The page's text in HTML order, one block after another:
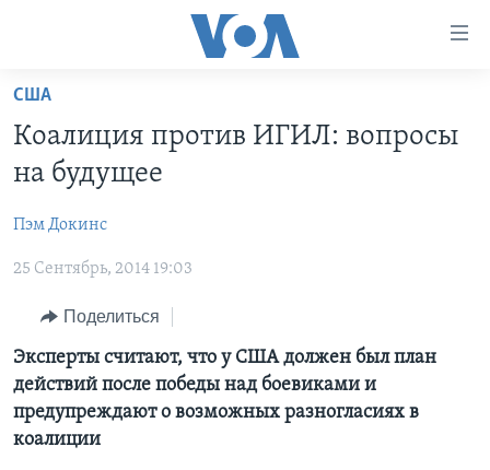
Перейти
основной
контент
Перейти
навигации
Перейти
поиск
ПРОГРАММЫ
НОВОСТИ ЗА МИНУТУ
ИТОГИ
ПОЧЕМУ ЭТО ВАЖНО?
ДИСКУССИЯ VOA
ДЕТАЛИ
НЬЮ-ЙОРК NEW YORK
ПРОЕКТЫ
УЧИМ АНГЛИЙСКИЙ
НАША АМЕРИКАНСКАЯ ИСТОРИЯ
А КАК В АМЕРИКЕ?
АРТЕФАКТЫ
АМЕРИКАНСКИЕ ГОРОДКИ
ТЕСТЫ
ЭКСПЕРТИЗА
ИНТЕРВЬЮ
ФАКТЫ ПРОТИВ ФЕЙКОВ
ЗА СВОБОДУ ПРЕССЫ
УЧИМ АНГЛИЙСКИЙ
ВИДЕО
США
Коалиция против ИГИЛ: вопросы
на будущее
Пэм Докинс
25 Сентябрь, 2014 19:03
Поделиться
Эксперты считают, что у США должен был план
действий после победы над боевиками и
предупреждают о возможных разногласиях в
коалиции